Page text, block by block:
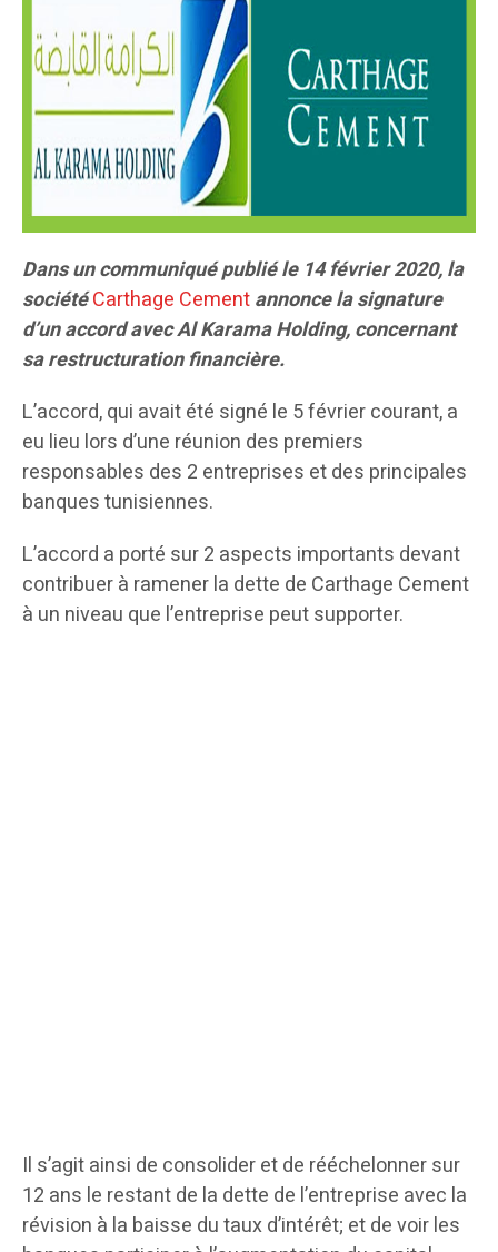
Dans un communiqué publié le 14 février 2020, la
sociétéCarthage Cementannonce la signature
d’un accordavec Al Karama Holding, concernant
sa restructuration financière.
L’accord, qui avait été signé le 5 février courant, a
eu lieu lors d’une réunion des premiers
responsables des 2 entreprises et des principales
banques tunisiennes.
L’accord a porté sur 2 aspects importants devant
contribuer à ramener la dette de Carthage Cement
à un niveau que l’entreprise peut supporter.
Il s’agit ainsi de consolider et de rééchelonner sur
12 ans le restant de la dette de l’entreprise avec la
révision à la baisse du taux d’intérêt; et de voir les